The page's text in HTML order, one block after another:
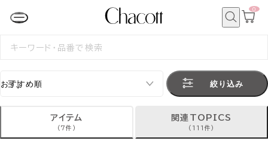
カ
0
検
絞り込み
アイテム
(7件)
関連TOPICS
(111件)